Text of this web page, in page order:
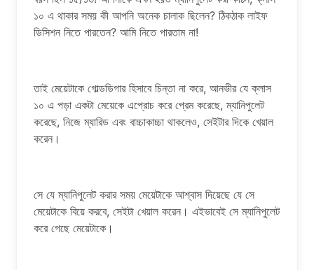
১০ এ থাকার সময় কী আপনি অনেক চালাক ছিলেন? ঠিকঠাক লাইফ
ডিসিশন নিতে পারতেন? আমি নিতে পারতাম না!
তাই মেয়েটাকে গোল্ডডিগার হিসাবে চিন্তা না করে, আনভীর যে ক্লাস
১০ এ পড়া একটা মেয়েকে এপ্রোচ করে প্রেম করেছে, ম্যানিপুলেট
করেছে, নিজে ম্যারিড এবং বাচ্চাকাচ্চা থাকলেও, সেইটার দিকে খেয়াল
করেন।
সে যে ম্যানিপুলেট করার সময় মেয়েটাকে আশ্বাস দিয়েছে যে সে
মেয়েটাকে বিয়ে করবে, সেইটা খেয়াল করেন। এইভাবেই সে ম্যানিপুলেট
করে গেছে মেয়েটাকে।